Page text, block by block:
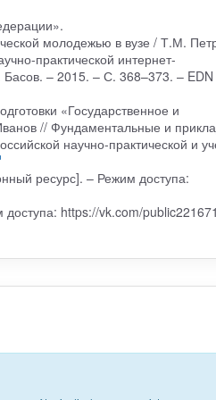
молодежью в вузе / Т.М.
практической интернет-
– 2015. – С. 368–373. – EDN
«Государственное и
// Фундаментальные и
научно-практической и
ресурс]. – Режим доступа:
https://vk.com/